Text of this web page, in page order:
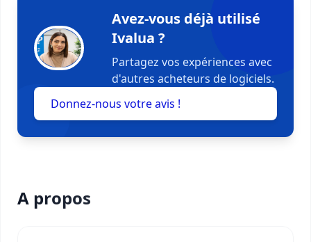
Avez-vous déjà utilisé
Ivalua ?
Partagez vos expériences avec
d'autres acheteurs de logiciels.
Donnez-nous votre avis !
A propos